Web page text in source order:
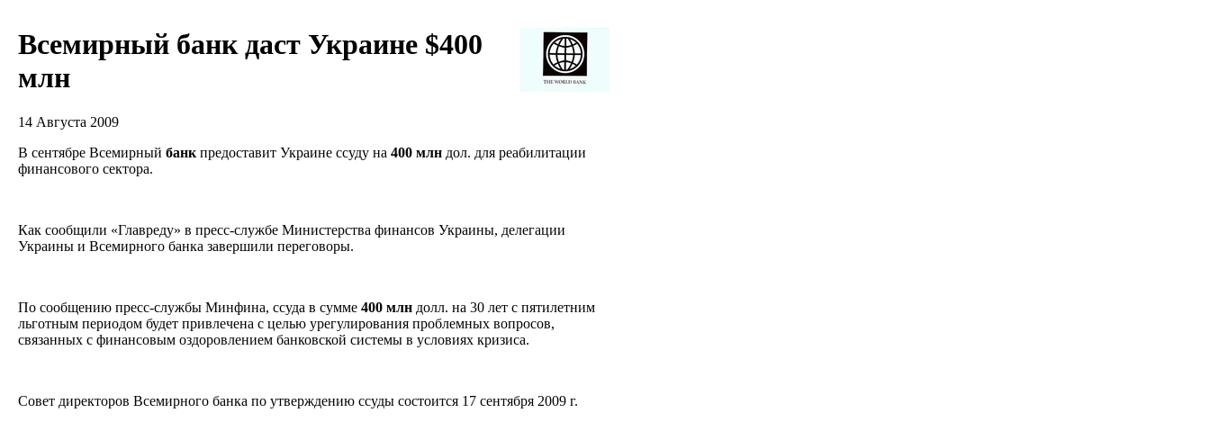
Всемирный банк даст Украине $400
млн
14 Августа 2009
В сентябре Всемирный банк предоставит Украине ссуду на 400 млн дол. для реабилитации
финансового сектора.
Как сообщили «Главреду» в пресс-службе Министерства финансов Украины, делегации
Украины и Всемирного банка завершили переговоры.
По сообщению пресс-службы Минфина, ссуда в сумме 400 млн долл. на 30 лет с пятилетним
льготным периодом будет привлечена с целью урегулирования проблемных вопросов,
связанных с финансовым оздоровлением банковской системы в условиях кризиса.
Совет директоров Всемирного банка по утверждению ссуды состоится 17 сентября 2009 г.